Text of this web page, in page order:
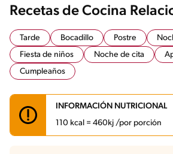
Recetas de Cocina
Tarde Bocadillo Postre
Fiesta de niños
Noche de cita
Cumpleaños
INFORMACIÓN NUTRICIONAL
110 kcal = 460kj /por porción